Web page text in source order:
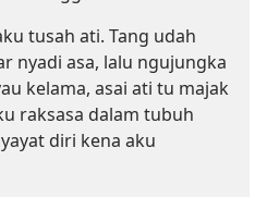
tusah ati. Tang udah
nyadi asa, lalu ngujungka
kelama, asai ati tu majak
raksasa dalam tubuh
diri kena aku